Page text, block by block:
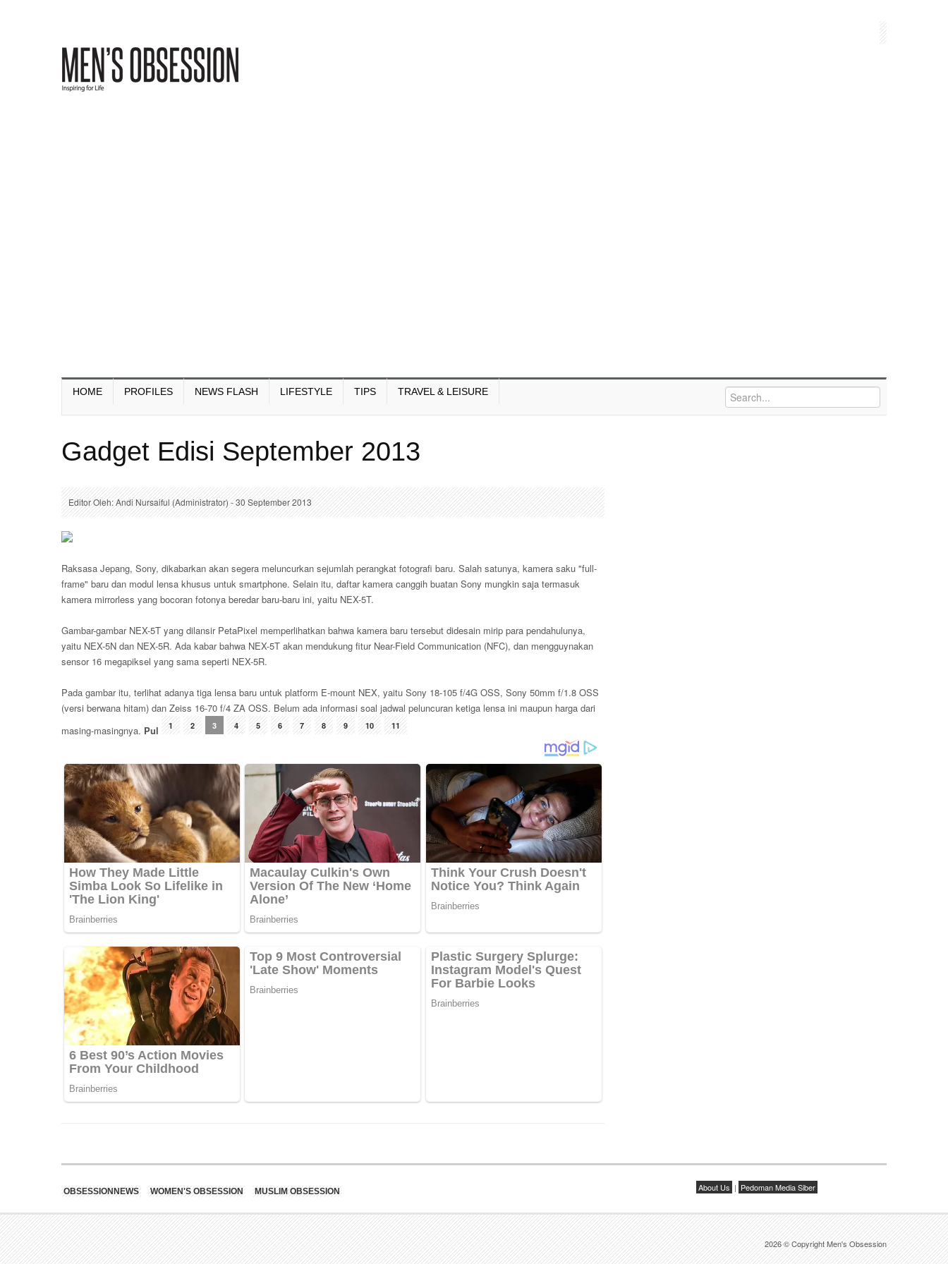
HOME PROFILES NEWS FLASH LIFESTYLE TIPS TRAVEL & LEISURE
Gadget Edisi September 2013
Editor Oleh: Andi Nursaiful (Administrator) - 30 September 2013
Raksasa Jepang, Sony, dikabarkan akan segera meluncurkan sejumlah perangkat fotografi baru. Salah satunya, kamera saku "full-
frame" baru dan modul lensa khusus untuk smartphone. Selain itu, daftar kamera canggih buatan Sony mungkin saja termasuk
kamera mirrorless yang bocoran fotonya beredar baru-baru ini, yaitu NEX-5T.
Gambar-gambar NEX-5T yang dilansir PetaPixel memperlihatkan bahwa kamera baru tersebut didesain mirip para pendahulunya,
yaitu NEX-5N dan NEX-5R. Ada kabar bahwa NEX-5T akan mendukung fitur Near-Field Communication (NFC), dan mengguynakan
sensor 16 megapiksel yang sama seperti NEX-5R.
Pada gambar itu, terlihat adanya tiga lensa baru untuk platform E-mount NEX, yaitu Sony 18-105 f/4G OSS, Sony 50mm f/1.8 OSS
(versi berwana hitam) dan Zeiss 16-70 f/4 ZA OSS. Belum ada informasi soal jadwal peluncuran ketiga lensa ini maupun harga dari
masing-masingnya. Pul 1 2 3 4 5 6 7 8 9 10 11
OBSESSIONNEWS WOMEN'S OBSESSION MUSLIM OBSESSION About Us | Pedoman Media Siber
2026 © Copyright Men's Obsession